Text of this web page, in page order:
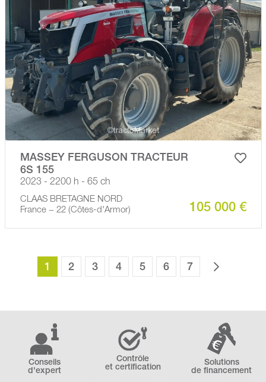
MASSEY FERGUSON TRACTEUR
6S 155
2023 - 2200 h - 65 ch
CLAAS BRETAGNE NORD
France − 22 (Côtes-d'Armor)
105 000 €
1 2 3 4 5 6 7
Conseils
d'expert
Contrôle
et certification
Solutions
de financement